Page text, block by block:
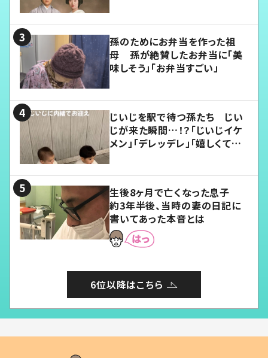
孫のためにお弁当を作った祖
母 孫が絶賛したお弁当に「美
味しそう」「お弁当すごい」
じいじを駅で待つ孫たち じい
じが来た瞬間…！？「じいじイケ
メン」「デレッデレ」「嬉しくて可
生後8ヶ月で亡くなった息子
約3年半後、当時の妻の日記に
書いてあった本音とは
6位以降はこちら